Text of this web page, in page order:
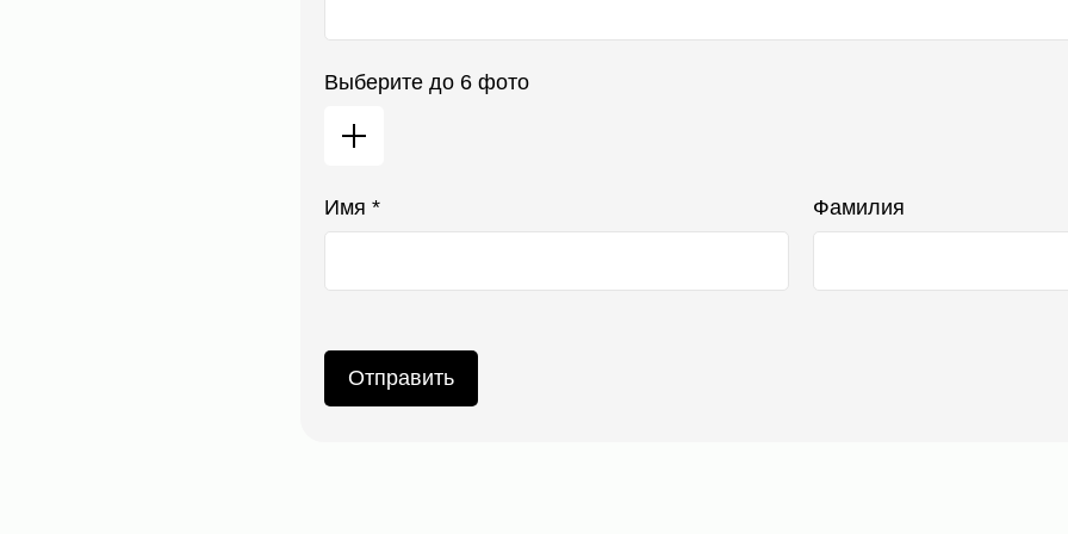
Выберите до 6 фото
Имя * Фамилия
Отправить